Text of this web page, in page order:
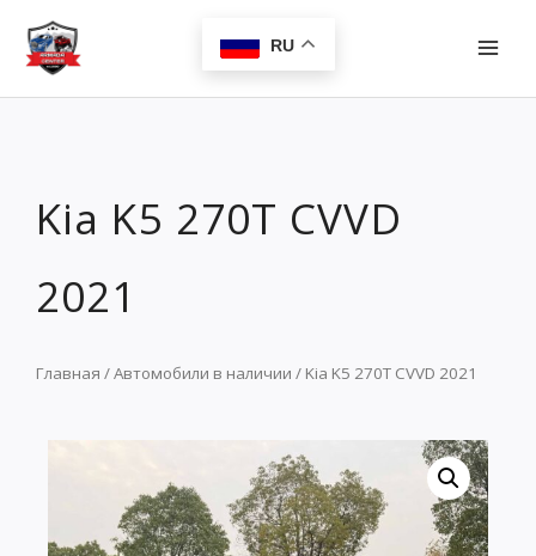
Перейти
содержимому
RU
Kia K5 270T CVVD
2021
Главная /Автомобили в наличии / Kia K5 270T CVVD 2021